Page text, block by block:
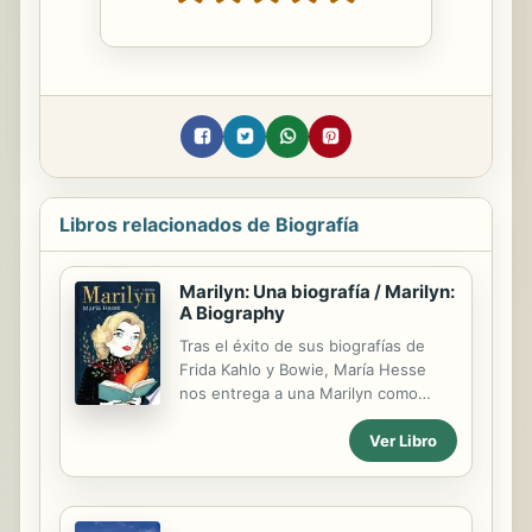
Libros relacionados de Biografía
Marilyn: Una biografía / Marilyn:
A Biography
Tras el éxito de sus biografías de
Frida Kahlo y Bowie, María Hesse
nos entrega a una Marilyn como
nunca antes la habías visto Fue uno
de los grandes iconos del siglo XX, el
rostro y las piernas más populares
enamoró el gran público, además de
Ver Libro